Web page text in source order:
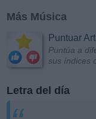
Más Música
Puntuar
Puntúa a
sus índices
Letra del día